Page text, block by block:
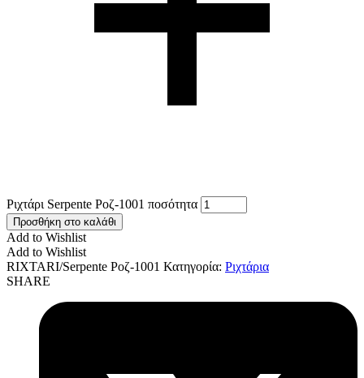
Ριχτάρι Serpente Ροζ-1001 ποσότητα
Προσθήκη στο καλάθι
Add to Wishlist
Add to Wishlist
RIXTARI/Serpente Ροζ-1001 Κατηγορία: Ριχτάρια
SHARE